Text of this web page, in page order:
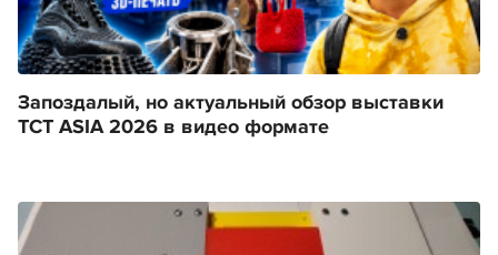
Запоздалый, но актуальный обзор выставки
TCT ASIA 2026 в видео формате